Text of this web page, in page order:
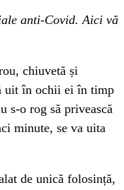
anti-Covid. Aici vă
chiuvetă și
uit în ochii ei în timp
s-o rog să privească
minute, se va uita
de unică folosință,